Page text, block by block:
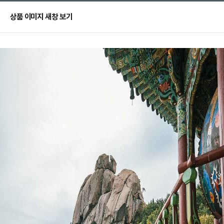
상품 이미지 새창 보기